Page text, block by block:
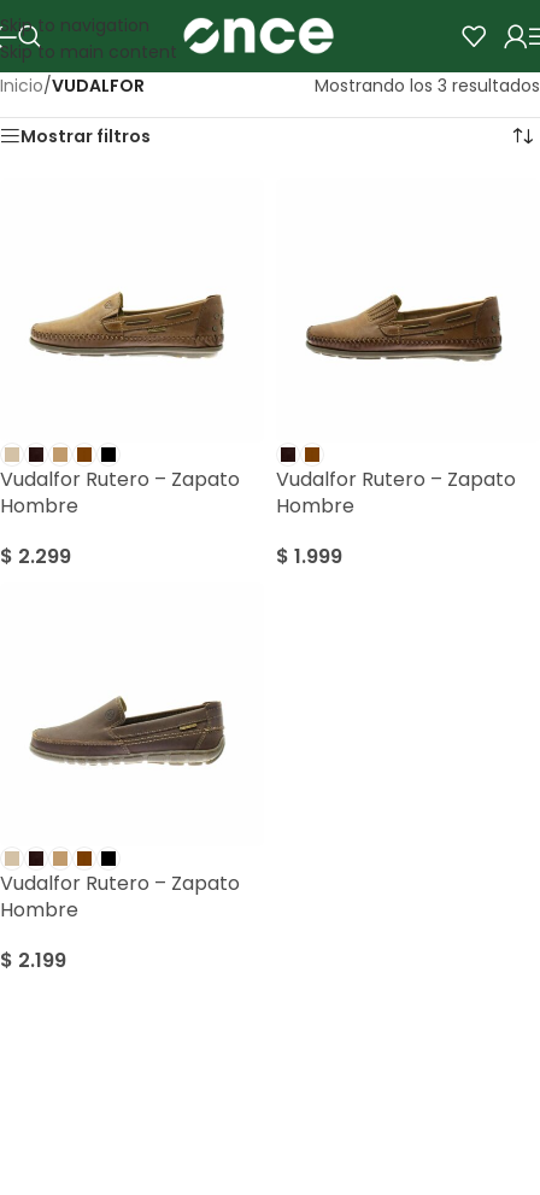
Skip to navigation
Skip to main content
Inicio/VUDALFOR Mostrando los 3 resultados
Mostrar filtros
Vudalfor Rutero – Zapato
Hombre
$ 2.299
Vudalfor Rutero – Zapato
Hombre
$ 1.999
Vudalfor Rutero – Zapato
Hombre
$ 2.199